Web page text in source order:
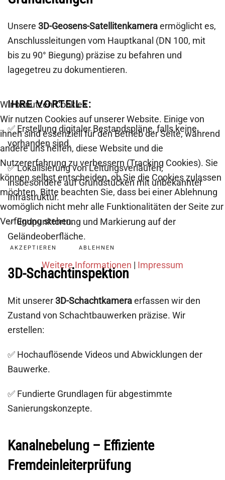
Unsere 3D-Geosens-Satellitenkameraermöglicht es,
Anschlussleitungen vom Hauptkanal (DN 100, mit
bis zu 90° Biegung) präzise zu befahren und
lagegetreu zu dokumentieren.
IHRE VORTEILE:
✅ Erstellung digitaler Bestandspläne, falls keine
vorhanden sind.
✅ Lokalisierung von Leitungsverläufen,
insbesondere auf Grundstücken mit unbekannter
Infrastruktur.
✅ Endpunktortung und Markierung auf der
Geländeoberfläche.
3D-Schachtinspektion
Mit unserer3D-Schachtkameraerfassen wir den
Zustand von Schachtbauwerken präzise. Wir
erstellen:
✅ Hochauflösende Videos und Abwicklungen der
Bauwerke.
✅ Fundierte Grundlagen für abgestimmte
Sanierungskonzepte.
Kanalnebelung – Effiziente
Fremdeinleiterprüfung
Wir benutzen Cookies
Wir nutzen Cookies auf unserer Website. Einige von
ihnen sind essenziell für den Betrieb der Seite, während
andere uns helfen, diese Website und die
Nutzererfahrung zu verbessern (Tracking Cookies). Sie
können selbst entscheiden, ob Sie die Cookies zulassen
möchten. Bitte beachten Sie, dass bei einer Ablehnung
womöglich nicht mehr alle Funktionalitäten der Seite zur
Verfügung stehen.
AKZEPTIEREN ABLEHNEN
Weitere Informationen | Impressum